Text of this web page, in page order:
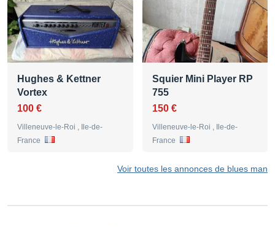
Hughes & Kettner
Vortex
100 €
Villeneuve-le-Roi , Ile-de-
France
Squier Mini Player RP
755
150 €
Villeneuve-le-Roi , Ile-de-
France
Voir toutes les annonces de blues man